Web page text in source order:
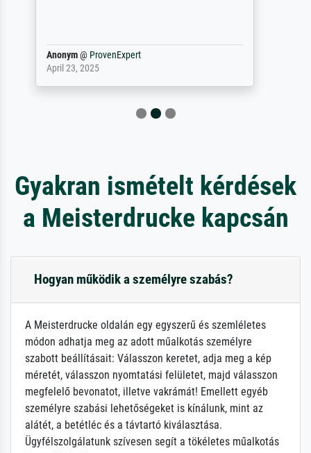
philip@ProvenExpert
September 23, 2025
Gyakran ismételt kérdések
a Meisterdrucke kapcsán
Hogyan működik a személyre szabás?
A Meisterdrucke oldalán egy egyszerű és szemléletes
módon adhatja meg az adott műalkotás személyre
szabott beállításait: Válasszon keretet, adja meg a kép
méretét, válasszon nyomtatási felületet, majd válasszon
megfelelő bevonatot, illetve vakrámát! Emellett egyéb
személyre szabási lehetőségeket is kínálunk, mint az
alátét, a betétléc és a távtartó kiválasztása.
Ügyfélszolgálatunk szívesen segít a tökéletes műalkotás